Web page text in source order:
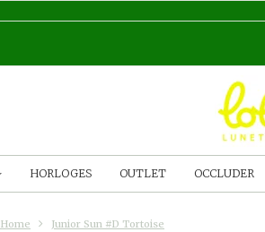
HORLOGES OUTLET OCCLUDER
Home Junior Sun #D Tortoise